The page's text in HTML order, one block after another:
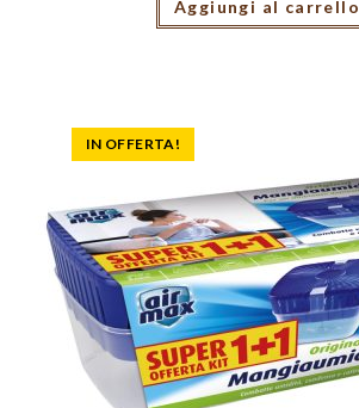
Aggiungi al carrello
IN OFFERTA!